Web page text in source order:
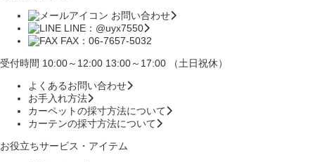
お問い合わせ
LINE：@uyx7550
FAX：06-7657-5032
受付時間 10:00～12:00 13:00～17:00 （土日祝休）
よくあるお問い合わせ
お手入れ方法
カーペットの採寸方法について
カーテンの採寸方法について
お役立ちサービス・アイテム